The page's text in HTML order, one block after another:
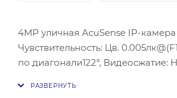
4MP уличная AcuSense IP-
Чувствительность: Цв.
по диагонали122°, Видеосжатие: H.265/H.264/H.264+/H.265+; Максимальное разрешение: (2688 × 1520), 30 к/с; BLC/HLC/3D